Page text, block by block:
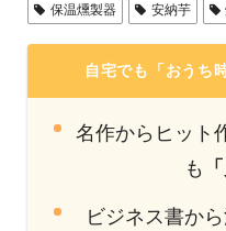
保温燻製器
安納芋
自宅でも「おうち
名作からヒット
も
ビジネス書か